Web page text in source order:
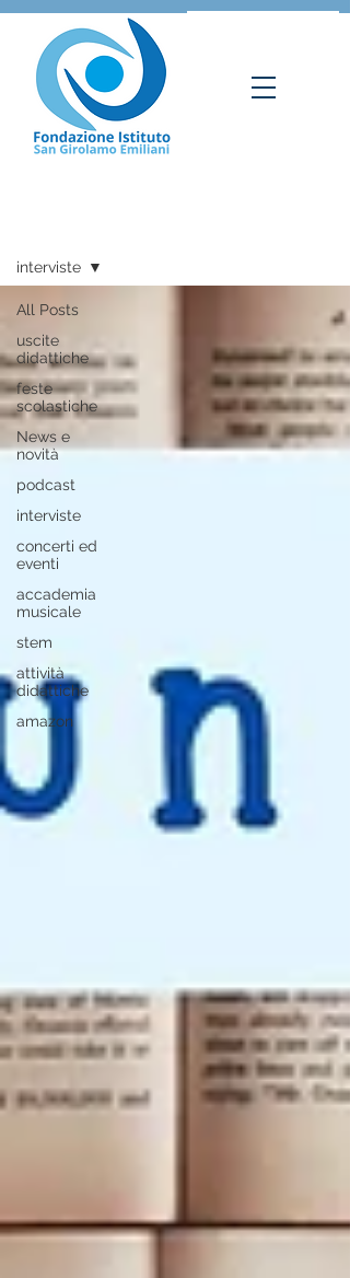
All Posts
uscite
didattiche
feste
scolastiche
News e
novità
podcast
interviste
concerti ed
eventi
accademia
musicale
stem
attività
didattiche
amazon
interviste